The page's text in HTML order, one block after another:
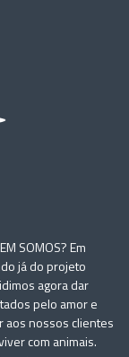
SOMOS? Em
já do projeto
agora dar
pelo amor e
aos nossos clientes
com animais.